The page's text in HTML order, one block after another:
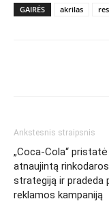
GAIRĖS akrilas
Ankstesnis straipsnis
„Coca-Cola“ pristatė
atnaujintą rinkodaros
strategiją ir pradeda
reklamos kampaniją